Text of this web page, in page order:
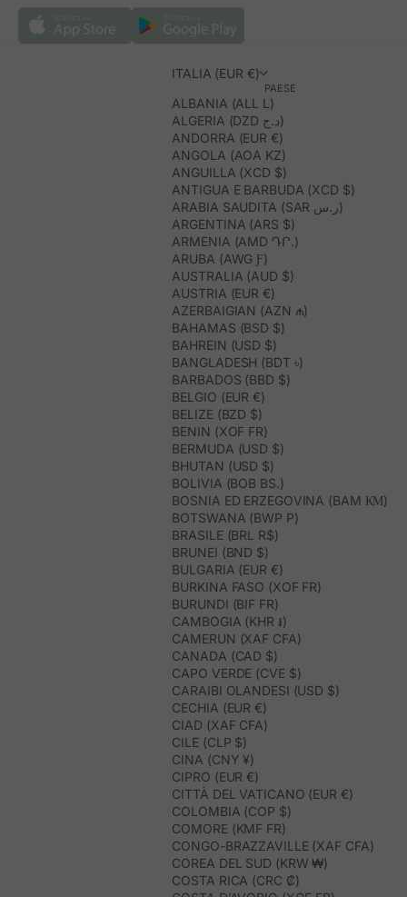
ITALIA (EUR €)
PAESE
ALBANIA (ALL L)
ALGERIA (DZD د.ج)
ANDORRA (EUR €)
ANGOLA (AOA KZ)
ANGUILLA (XCD $)
ANTIGUA E BARBUDA (XCD $)
ARABIA SAUDITA (SAR ر.س)
ARGENTINA (ARS $)
ARMENIA (AMD ԴՐ.)
ARUBA (AWG Ƒ)
AUSTRALIA (AUD $)
AUSTRIA (EUR €)
AZERBAIGIAN (AZN ₼)
BAHAMAS (BSD $)
BAHREIN (USD $)
BANGLADESH (BDT ৳)
BARBADOS (BBD $)
BELGIO (EUR €)
BELIZE (BZD $)
BENIN (XOF FR)
BERMUDA (USD $)
BHUTAN (USD $)
BOLIVIA (BOB BS.)
BOSNIA ED ERZEGOVINA (BAM КМ)
BOTSWANA (BWP P)
BRASILE (BRL R$)
BRUNEI (BND $)
BULGARIA (EUR €)
BURKINA FASO (XOF FR)
BURUNDI (BIF FR)
CAMBOGIA (KHR ៛)
CAMERUN (XAF CFA)
CANADA (CAD $)
CAPO VERDE (CVE $)
CARAIBI OLANDESI (USD $)
CECHIA (EUR €)
CIAD (XAF CFA)
CILE (CLP $)
CINA (CNY ¥)
CIPRO (EUR €)
CITTÀ DEL VATICANO (EUR €)
COLOMBIA (COP $)
COMORE (KMF FR)
CONGO-BRAZZAVILLE (XAF CFA)
COREA DEL SUD (KRW ₩)
COSTA RICA (CRC ₡)